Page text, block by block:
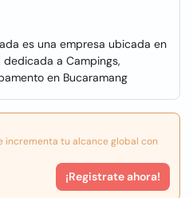
es una empresa ubicada en
a Campings,
en Bucaramang
incrementa tu alcance global con
¡Registrate ahora!